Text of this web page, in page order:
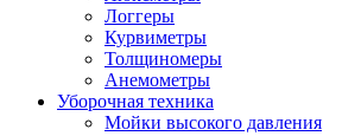
Логгеры
Курвиметры
Толщиномеры
Анемометры
Уборочная техника
Мойки высокого давления